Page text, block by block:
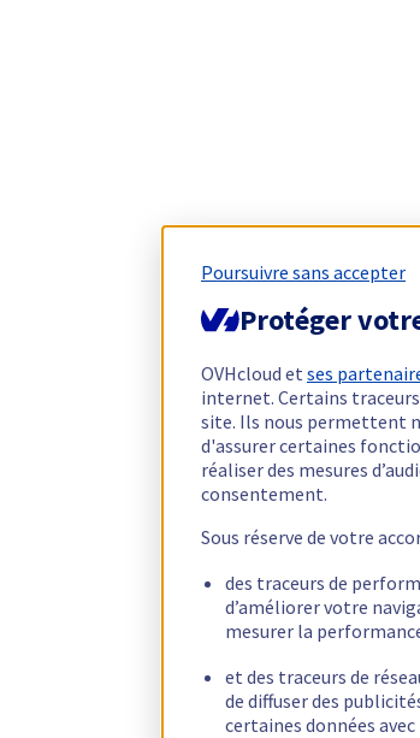
Poursuivre sans accepter
Protéger
OVHcloud et ses
internet. Certains
site. Ils nous permettent
d'assurer certaines
réaliser des mesures
consentement.
Sous réserve de votre
des traceurs de
d’améliorer votre
mesurer la
et des traceurs de
de diffuser des
certaines données